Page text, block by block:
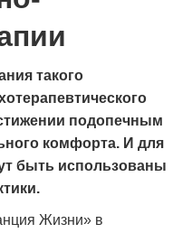
такого
подопечным
комфорта. И для
быть использованы
Жизни» в